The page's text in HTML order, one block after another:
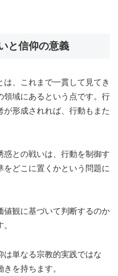
と信仰の意義
、これまで一貫して見てき
領域にあるという点です。行
形成されれば、行動もまた
惑との戦いは、行動を制御す
をどこに置くかという問題に
値観に基づいて判断するのか
は単なる宗教的実践ではな
を持ちます。